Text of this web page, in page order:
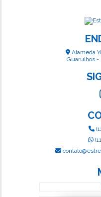
Alameda
Guarulhos -